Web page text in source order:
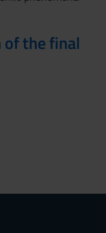
the final